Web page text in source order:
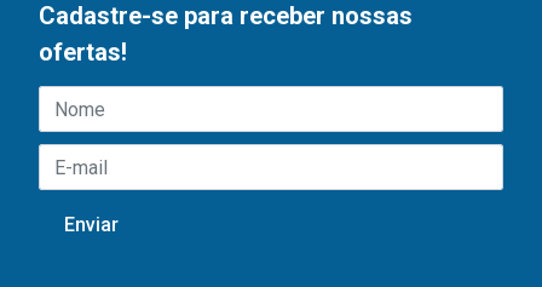
Cadastre-se para receber nossas
ofertas!